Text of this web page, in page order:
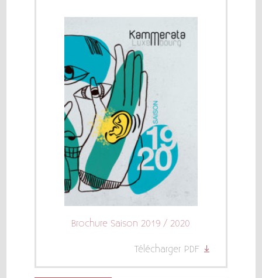
Brochure Saison 2019 / 2020
Télécharger PDF